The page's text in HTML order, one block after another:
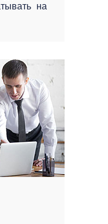
на